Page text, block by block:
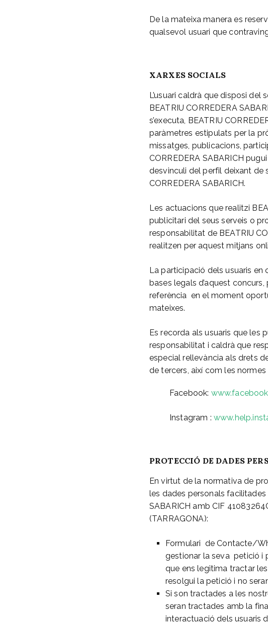
De la mateixa manera es
qualsevol usuari que
XARXES SOCIALS
L’usuari caldrà que disposi
BEATRIU CORREDERA
s’executa, BEATRIU
paràmetres estipulats per la
missatges, publicacions,
CORREDERA SABARICH
desvinculi del perfil deixant de
CORREDERA SABARICH.
Les actuacions que realitzi
publicitari del seus serveis o
responsabilitat de BEATRIU
realitzen per aquest mitjans
La participació dels usuaris en
bases legals d’aquest
referència en el moment
mateixes.
Es recorda als usuaris que les
responsabilitat i caldrà que
especial rellevància als drets
de tercers, així com les
Facebook:
Instagram :
PROTECCIÓ DE DADES
En virtut de la normativa de
les dades personals
SABARICH amb CIF
(TARRAGONA):
Formulari de Contacte/
gestionar la seva petició i
que ens legitima tractar
resolgui la petició i no
Si son tractades a les
seran tractades amb la
interactuació dels usuaris